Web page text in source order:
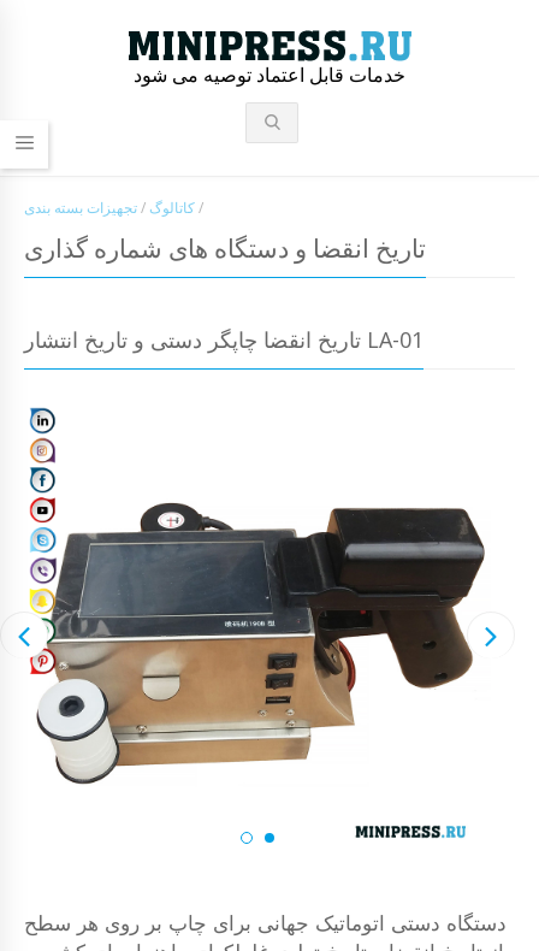
خدمات قابل اعتماد توصیه می شود
کاتالوگ /تجهیزات بسته بندی /
تاریخ انقضا و دستگاه های شماره گذاری
تاریخ انقضا چاپگر دستی و تاریخ انتشار LA-01
دستگاه دستی اتوماتیک جهانی برای چاپ بر روی هر سطح